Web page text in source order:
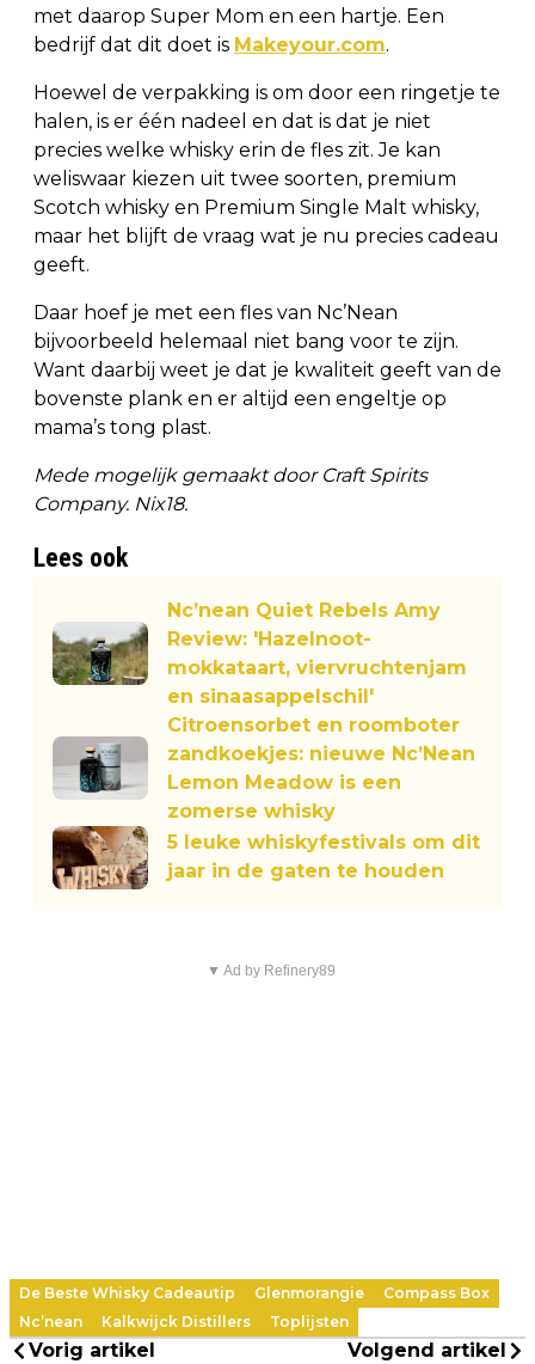
met daarop Super Mom en een hartje. Een
bedrijf dat dit doet is Makeyour.com.
Hoewel de verpakking is om door een ringetje te
halen, is er één nadeel en dat is dat je niet
precies welke whisky erin de fles zit. Je kan
weliswaar kiezen uit twee soorten, premium
Scotch whisky en Premium Single Malt whisky,
maar het blijft de vraag wat je nu precies cadeau
geeft.
Daar hoef je met een fles van Nc’Nean
bijvoorbeeld helemaal niet bang voor te zijn.
Want daarbij weet je dat je kwaliteit geeft van de
bovenste plank en er altijd een engeltje op
mama’s tong plast.
Mede mogelijk gemaakt door Craft Spirits
Company. Nix18.
Lees ook
Nc’nean Quiet Rebels Amy
Review: 'Hazelnoot-
mokkataart, viervruchtenjam
en sinaasappelschil'
Citroensorbet en roomboter
zandkoekjes: nieuwe Nc’Nean
Lemon Meadow is een
zomerse whisky
5 leuke whiskyfestivals om dit
jaar in de gaten te houden
▼ Ad by Refinery89
De Beste Whisky Cadeautip Glenmorangie
Compass Box
Nc’nean
Kalkwijck Distillers Toplijsten
Vorig artikel
Volgend artikel